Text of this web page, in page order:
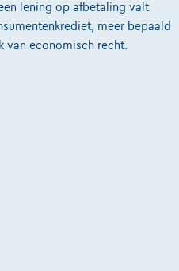
lening op afbetaling valt
meer bepaald
van economisch recht.